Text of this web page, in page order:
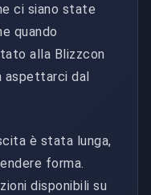
ci siano state
quando
alla Blizzcon
aspettarci dal
è stata lunga,
forma.
disponibili su